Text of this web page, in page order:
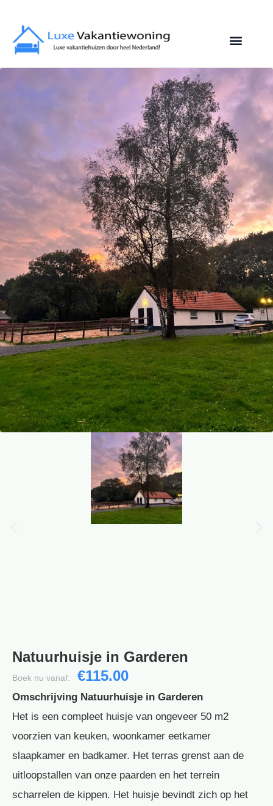
Natuurhuisje in Garderen
Boek nu vanaf: €115.00
Omschrijving Natuurhuisje in Garderen
Het is een compleet huisje van ongeveer 50 m2
voorzien van keuken, woonkamer eetkamer
slaapkamer en badkamer. Het terras grenst aan de
uitloopstallen van onze paarden en het terrein
scharrelen de kippen. Het huisje bevindt zich op het